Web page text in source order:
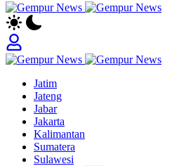
Jelajah
Informasi
Dunia
Tanpa
Informasi
Dunia
Tanpa
Batas
Jatim
Jateng
Jabar
Jakarta
Kalimantan
Sumatera
Sulawesi